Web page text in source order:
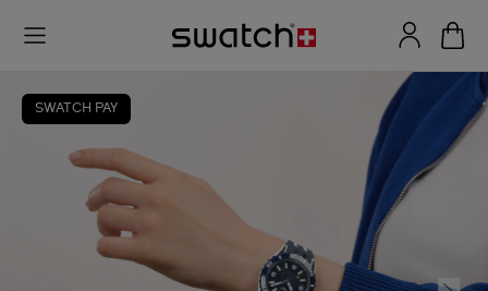
SWATCH PAY